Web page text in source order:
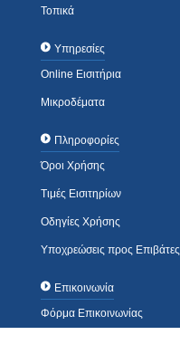
Τοπικά
Υπηρεσίες
Online Εισιτήρια
Μικροδέματα
Πληροφορίες
Όροι Χρήσης
Τιμές Εισιτηρίων
Οδηγίες Χρήσης
Υποχρεώσεις προς Επιβάτες
Επικοινωνία
Φόρμα Επικοινωνίας